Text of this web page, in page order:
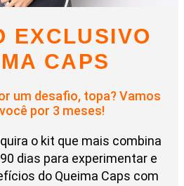
EXCLUSIVO
CAPS
um desafio, topa? Vamos
por 3 meses!
o kit que mais combina
dias para experimentar e
do Queima Caps com